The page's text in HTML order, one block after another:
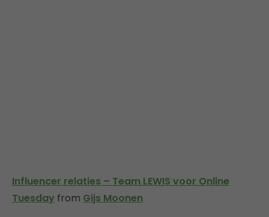
Influencer relaties – Team LEWIS voor Online
Tuesday from Gijs Moonen